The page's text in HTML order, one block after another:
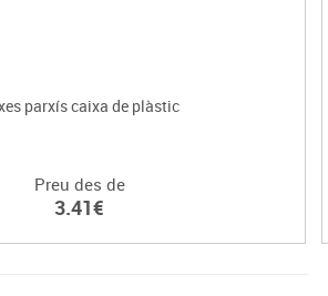
parxís caixa de plàstic
Preu des de
3.41€